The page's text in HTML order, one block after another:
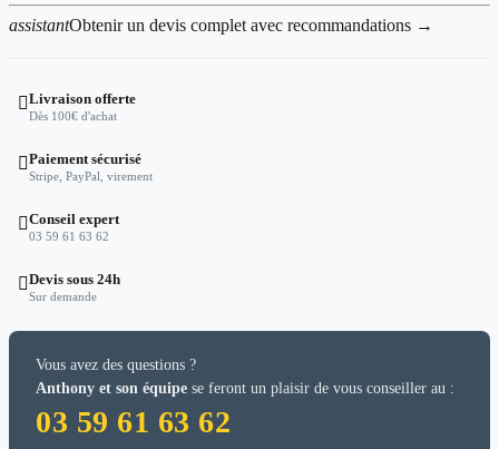
assistantObtenir un devis complet avec recommandations →
Livraison offerte
Dès 100€ d'achat
Paiement sécurisé
Stripe, PayPal, virement
Conseil expert
03 59 61 63 62
Devis sous 24h
Sur demande
Vous avez des questions ?
Anthony et son équipe se feront un plaisir de vous conseiller au :
03 59 61 63 62